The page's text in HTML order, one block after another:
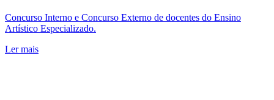
Concurso Interno e Concurso Externo de docentes do Ensino
Artístico Especializado.
Ler mais